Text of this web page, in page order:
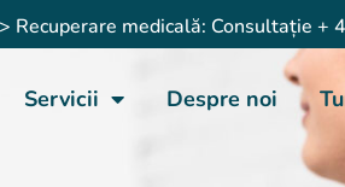
Recuperare medicală: Consultație +
Servicii Despre noi